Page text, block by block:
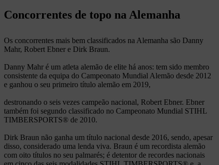
Concorrentes de topo na Alemanha
Os concorrentes mais bem classificados na Alemanha são Danny
Mahr, Robert Ebner e Dirk Braun.
Danny Mahr é um atleta alemão de elite há anos: tem sido membro
consistente da equipa do Campeonato Mundial Alemão desde 2012
e ganhou o seu primeiro título alemão em 2019,
destronando o seis vezes campeão nacional, Robert Ebner. Ebner
também foi segundo classificado no Campeonato Mundial STIHL
TIMBERSPORTS® de 2010.
Dirk Braun não ganha um título nacional desde 2016, sendo, apesar
disso, considerado uma lenda viva. Braun é um recordista alemão
com oito títulos no seu palmarés; é detentor de recordes nacionais